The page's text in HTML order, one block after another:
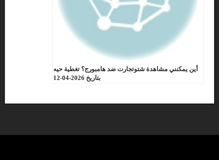
أين يمكنني مشاهدة شتوتجارت ضد هامبورج؟ تغطية حيه
بتاريخ 2026-04-12